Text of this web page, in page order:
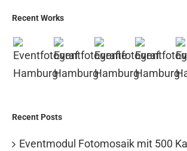
Recent Works
Recent Posts
Eventmodul Fotomosaik mit 500